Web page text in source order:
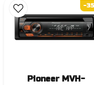
Pioneer MVH-
-